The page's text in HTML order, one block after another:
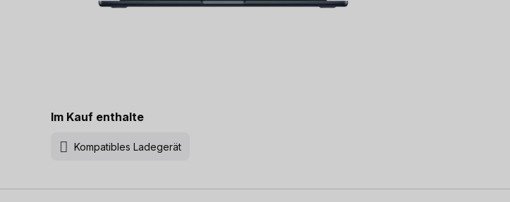
Im Kauf enthalte
Kompatibles Ladegerät